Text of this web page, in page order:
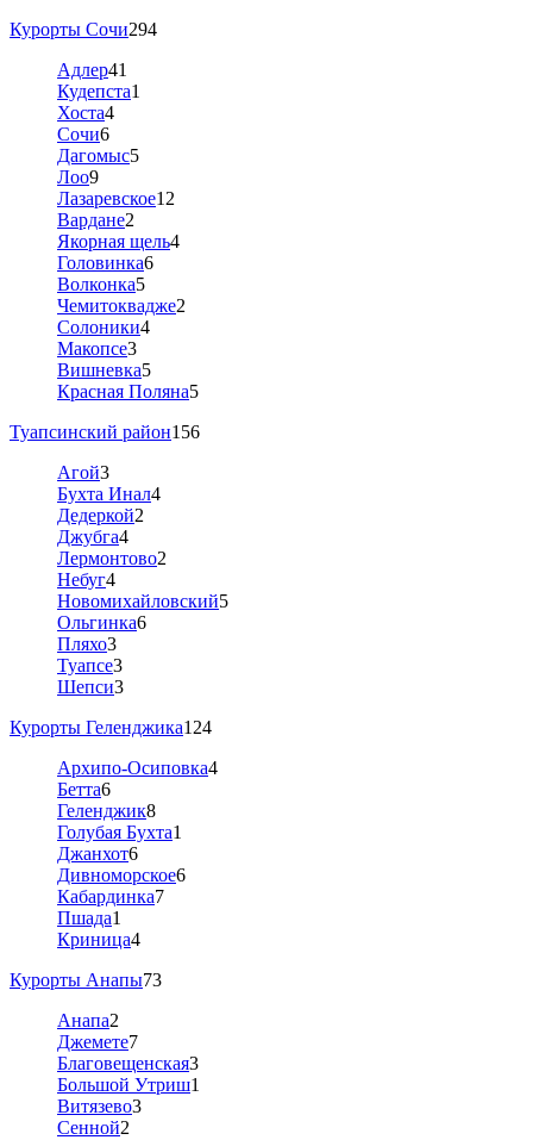
Курорты Сочи294
Адлер41
Кудепста1
Хоста4
Сочи6
Дагомыс5
Лоо9
Лазаревское12
Вардане2
Якорная щель4
Головинка6
Волконка5
Чемитоквадже2
Солоники4
Макопсе3
Вишневка5
Красная Поляна5
Туапсинский район156
Агой3
Бухта Инал4
Дедеркой2
Джубга4
Лермонтово2
Небуг4
Новомихайловский5
Ольгинка6
Пляхо3
Туапсе3
Шепси3
Курорты Геленджика124
Архипо-Осиповка4
Бетта6
Геленджик8
Голубая Бухта1
Джанхот6
Дивноморское6
Кабардинка7
Пшада1
Криница4
Курорты Анапы73
Анапа2
Джемете7
Благовещенская3
Большой Утриш1
Витязево3
Сенной2